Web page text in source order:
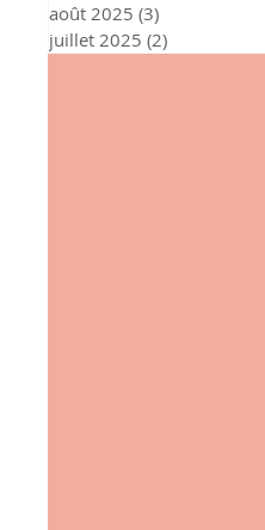
août 2025 (3)
juillet 2025 (2)